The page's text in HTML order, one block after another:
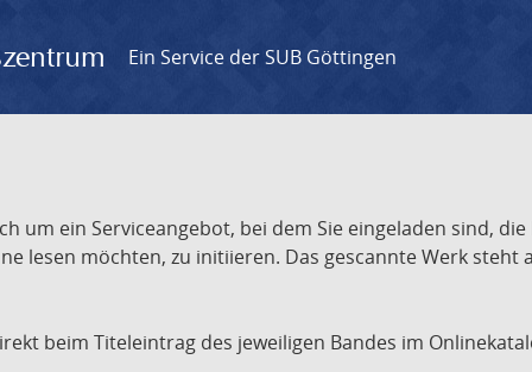
Ein Service der SUB Göttingen
um ein Serviceangebot, bei dem Sie eingeladen sind,
lesen möchten, zu initiieren. Das gescannte Werk
beim Titeleintrag des jeweiligen Bandes im